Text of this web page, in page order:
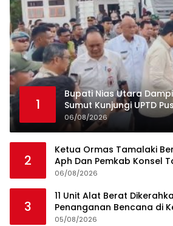
1
Bupati Nias Utara
Sumut Kunjungi UPTD
06/08/2026
2
Ketua Ormas Tamalaki
Aph Dan Pemkab Konsel
Angkut Cangkang Sawit
06/08/2026
3
11 Unit Alat Berat
Penanganan Bencana di
Kecamatan Tukka
05/08/2026